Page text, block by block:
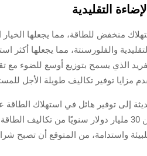
التقليدية
والفلورسنتة، مما يجعلها
الذي يسمح بتوزيع أوسع للضوء مع
مزايا توفير تكاليف طويلة الأجل